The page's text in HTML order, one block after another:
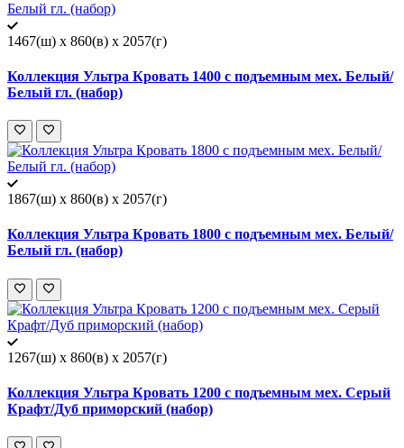
1467(ш) x 860(в) x 2057(г)
Коллекция Ультра Кровать 1400 с подъемным мех. Белый/
Белый гл. (набор)
1867(ш) x 860(в) x 2057(г)
Коллекция Ультра Кровать 1800 с подъемным мех. Белый/
Белый гл. (набор)
1267(ш) x 860(в) x 2057(г)
Коллекция Ультра Кровать 1200 с подъемным мех. Серый
Крафт/Дуб приморский (набор)